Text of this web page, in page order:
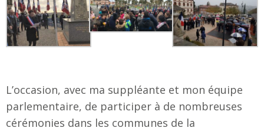
L’occasion, avec ma suppléante et mon équipe
parlementaire, de participer à de nombreuses
cérémonies dans les communes de la